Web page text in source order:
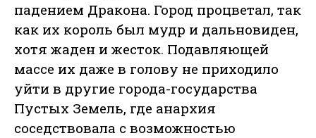
падением Дракона. Город процветал, так
как их король был мудр и дальновиден,
хотя жаден и жесток. Подавляющей
массе их даже в голову не приходило
уйти в другие города-государства
Пустых Земель, где анархия
соседствовала с возможностью